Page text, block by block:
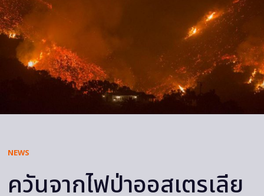
NEWS
ควันจากไฟป่าออสเตรเลีย